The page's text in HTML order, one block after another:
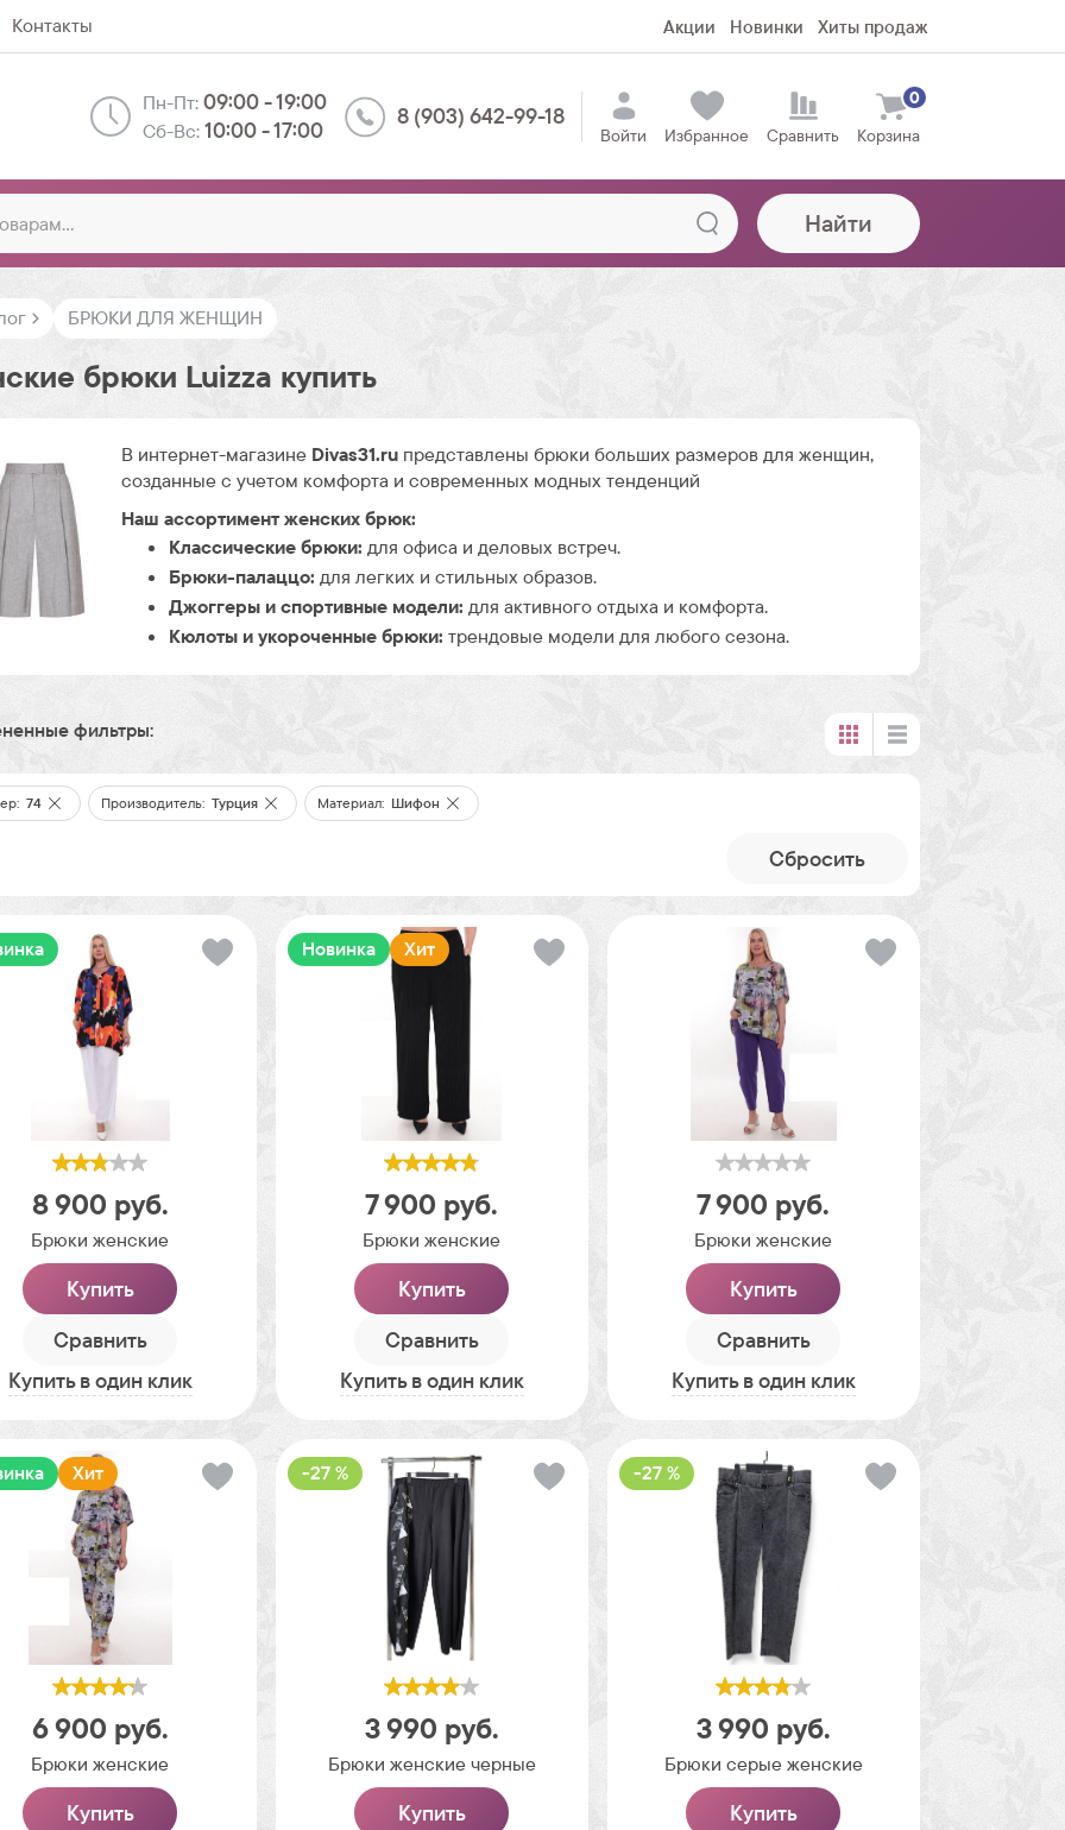
Контакты Акции Новинки Хиты продаж
Пн-Пт:09:00 - 19:00
Сб-Вс:10:00 - 17:00
8 (903) 642-99-18
Войти Избранное Сравнить Корзина
0
Найти
БРЮКИ ДЛЯ ЖЕНЩИН
брюки Luizza купить
В интернет-магазине Divas31.ruпредставлены брюки больших размеров для женщин,
созданные с учетом комфорта и современных модных тенденций
Наш ассортимент женских брюк:
Классические брюки: для офиса и деловых встреч.
Брюки-палаццо: для легких и стильных образов.
Джоггеры и спортивные модели: для активного отдыха и комфорта.
Кюлоты и укороченные брюки: трендовые модели для любого сезона.
фильтры:
74 Производитель: Турция Материал: Шифон
Cбросить
8 900 руб.
Брюки женские
Купить
Сравнить
Купить в один клик
Новинка Хит
7 900 руб.
Брюки женские
Купить
Сравнить
Купить в один клик
7 900 руб.
Брюки женские
Купить
Сравнить
Купить в один клик
Хит
6 900 руб.
Брюки женские
Купить
-27 %
3 990 руб.
Брюки женские черные
Купить
-27 %
3 990 руб.
Брюки серые женские
Купить